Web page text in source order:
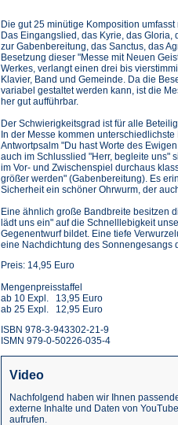
Die gut 25 minütige Komposition umfasst
Das Eingangslied, das Kyrie, das
zur Gabenbereitung, das Sanctus, das
Besetzung dieser "Messe mit Neuen
Werkes, verlangt einen drei bis
Klavier, Band und Gemeinde. Da die
variabel gestaltet werden kann, ist die
her gut aufführbar.
Der Schwierigkeitsgrad ist für alle
In der Messe kommen
Antwortpsalm "Du hast Worte des
auch im Schlusslied "Herr, begleite uns"
im Vor- und Zwischenspiel durchaus
größer werden" (Gabenbereitung). Es
Sicherheit ein schöner Ohrwurm, der
Eine ähnlich große Bandbreite besitzen
lädt uns ein" auf die Schnelllebigkeit
Gegenentwurf bildet. Eine tiefe
eine Nachdichtung des Sonnengesangs
Preis: 14,95 Euro
Mengenpreisstaffel
ab 10 Expl. 13,95 Euro
ab 25 Expl. 12,95 Euro
ISBN 978-3-943302-21-9
ISMN 979-0-50226-035-4
Video
Nachfolgend haben wir Ihnen
externe Inhalte und Daten von
aufrufen.